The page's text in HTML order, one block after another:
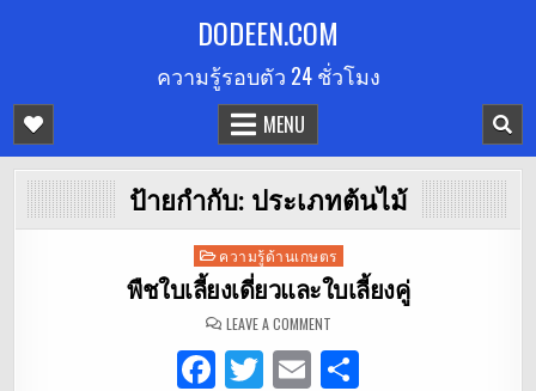
DODEEN.COM
ความรู้รอบตัว 24 ชั่วโมง
MENU
ป้ายกำกับ: ประเภทต้นไม้
Posted
in
ความรู้ด้านเกษตร
พืชใบเลี้ยงเดี่ยวและใบเลี้ยงคู่
LEAVE A COMMENTON
ใบ
เลี้ยง
เดี่ยว
F T E